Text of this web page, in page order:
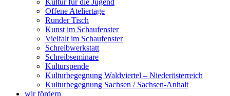
Offene Ateliertage
Runder Tisch
Kunst im Schaufenster
Vielfalt im Schaufenster
Schreibwerkstatt
Schreibseminare
Kulturspende
Kulturbegegnung Waldviertel – Niederösterreich
Kulturbegegnung Sachsen / Sachsen-Anhalt
wir fördern